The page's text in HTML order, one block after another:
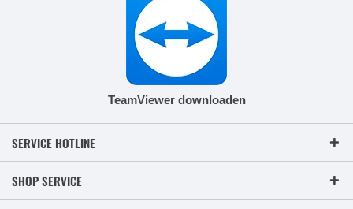
TeamViewer downloaden
SERVICE HOTLINE
SHOP SERVICE